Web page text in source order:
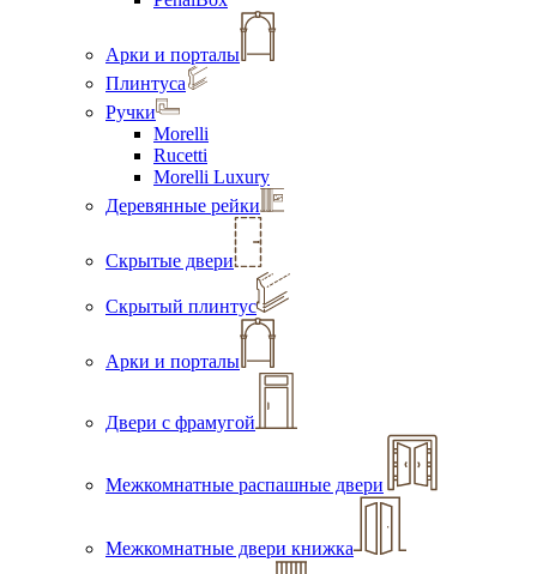
Арки и порталы
Плинтуса
Ручки
Morelli
Rucetti
Morelli Luxury
Деревянные рейки
Скрытые двери
Скрытый плинтус
Арки и порталы
Двери с фрамугой
Межкомнатные распашные двери
Межкомнатные двери книжка